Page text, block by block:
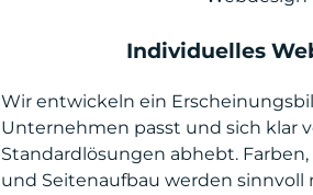
Individuelles
Wir entwickeln ein
Unternehmen passt und sich klar
Standardlösungen abhebt.
und Seitenaufbau werden sinnvoll